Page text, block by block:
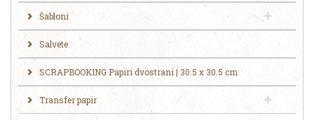
Šabloni
Salvete
SCRAPBOOKING Papiri dvostrani | 30.5 x 30.5 cm
Transfer papir